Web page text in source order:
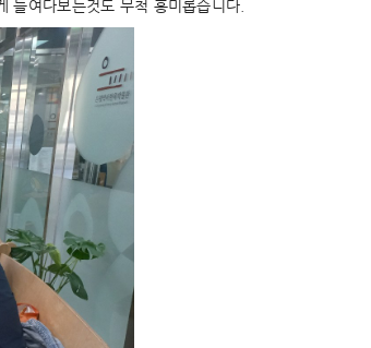
들여다보는것도 무척 흥미롭습니다.